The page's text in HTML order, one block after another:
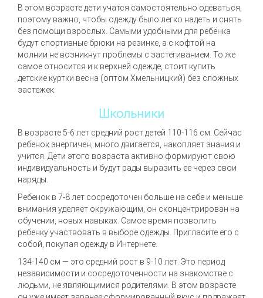
В этом возрасте дети учатся самостоятельно одеваться,
поэтому важно, чтобы одежду было легко надеть и снять
без помощи взрослых. Самыми удобными для ребёнка
будут спортивные брюки на резинке, а с кофтой на
молнии не возникнут проблемы с застегиванием. То же
самое относится и к верхней одежде, стоит купить
детские куртки весна (оптом Хмельницкий) без сложных
застежек.
Школьники
В возрасте 5-6 лет средний рост детей 110-116 см. Сейчас
ребенок энергичен, много двигается, накопляет знания и
учится. Дети этого возраста активно формируют свою
индивидуальность и будут рады выразить ее через свои
наряды.
Ребенок в 7-8 лет сосредоточен больше на себе и меньше
внимания уделяет окружающим, он сконцентрирован на
обучении, новых навыках. Самое время позволить
ребенку участвовать в выборе одежды. Пригласите его с
собой, покупая одежду в Интернете.
134-140 см — это средний рост в 9-10 лет. Это период
независимости и сосредоточенности на знакомстве с
людьми, не являющимися родителями. В этом возрасте